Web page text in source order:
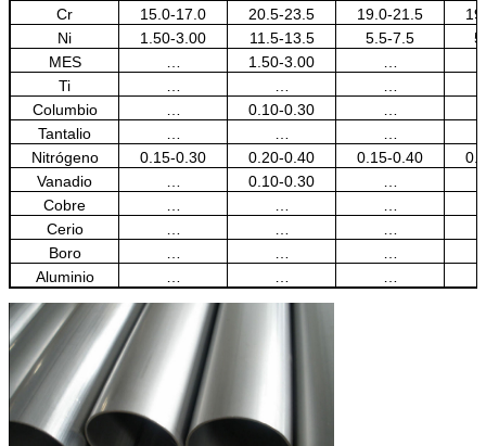
Cr
15.0-17.0 20.5-23.5 19.0-21.5
Ni
1.50-3.00 11.5-13.5 5.5-7.5
MES
1.50-3.00
Ti
Columbio
0.10-0.30
Tantalio
Nitrógeno
0.15-0.30 0.20-0.40 0.15-0.40
Vanadio
0.10-0.30
Cobre
Cerio
Boro
Aluminio